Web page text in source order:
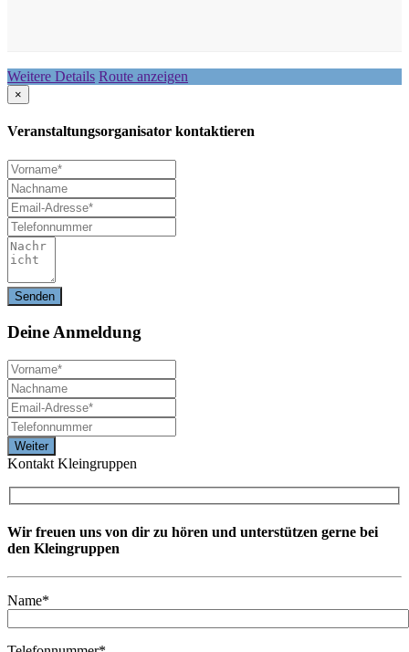
Weitere Details Route anzeigen
×
Veranstaltungsorganisator kontaktieren
DeineAnmeldung
Kontakt Kleingruppen
Wir freuen uns von dir zu hören und unterstützen gerne bei
den Kleingruppen
Name*